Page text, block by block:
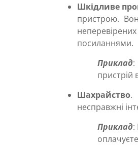
Шкідливе
пристрою.
посиланнями.
Приклад:
пристрій
Шахрайство.
несправжні
Приклад: